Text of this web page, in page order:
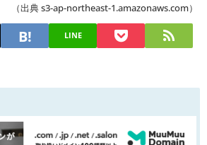
（出典 s3-ap-northeast-1.amazonaws.com）
LINE